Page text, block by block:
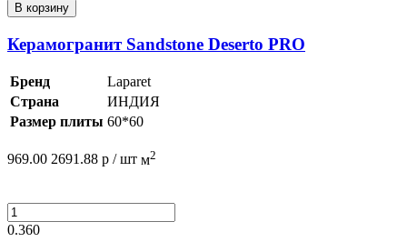
В корзину
Керамогранит Sandstone Deserto PRO
Бренд
Laparet
Страна
ИНДИЯ
Размер плиты 60*60
969.00 2691.88 р / шт м2
0.360